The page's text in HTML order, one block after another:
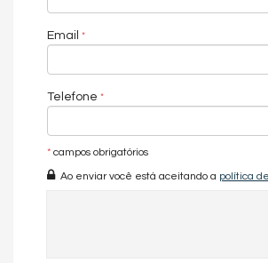
localização premium e entrega garantida
Características do Imóvel
Aquecimento de Água
Churrasqueira
Andar Alto
Acabamento em Gesso
Aceita Pet
Email
Telefone
* campos obrigatórios
Ao enviar você está aceitando a política